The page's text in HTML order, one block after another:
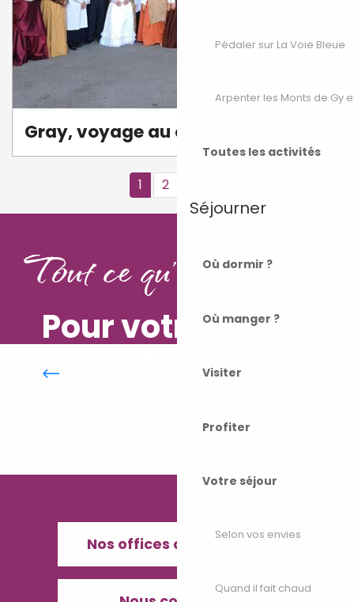
Pédaler sur La Voie Bleue
Arpenter les Monts de Gy
Toutes les activités
Séjourner
Où dormir ?
Où manger ?
Visiter
Profiter
Votre séjour
Selon vos envies
Quand il fait chaud
Gray, voyage au cœur de l'histoire
1 2
Tout ce qu'il vous faut
Pour votre séjour
Hébergements de grande
capacité
Nos offices de Tourisme